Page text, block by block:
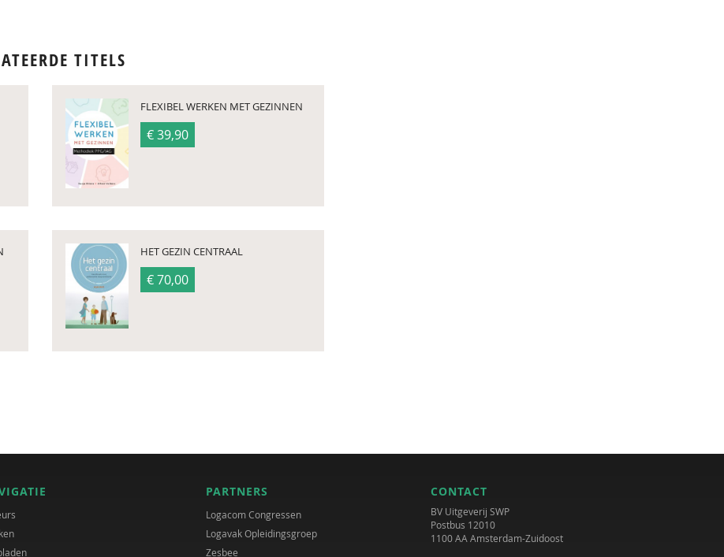
TITELS
FLEXIBEL WERKEN MET GEZINNEN
€ 39,90
HET GEZIN CENTRAAL
€ 70,00
PARTNERS
Logacom Congressen
Logavak Opleidingsgroep
Zesbee
CONTACT
BV Uitgeverij SWP
Postbus 12010
1100 AA Amsterdam-Zuidoost